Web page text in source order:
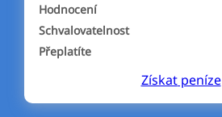
Po insolvenci
ano
V hotovosti
Hodnocení
Schvalovatelnost
Přeplatíte
Získatpeníze